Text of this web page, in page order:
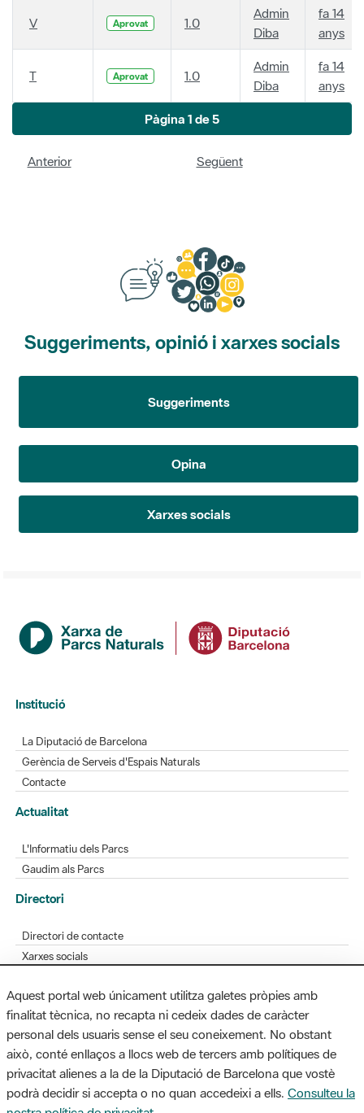
V Aprovat 1.0
Admin
Diba
fa 14
anys
T Aprovat 1.0
Admin
Diba
fa 14
anys
Pàgina 1 de 5
Anterior Següent
Suggeriments, opinió i xarxes socials
Suggeriments
Opina
Xarxes socials
Institució
La Diputació de Barcelona
Gerència de Serveis d'Espais Naturals
Contacte
Actualitat
L'Informatiu dels Parcs
Gaudim als Parcs
Directori
Directori de contacte
Xarxes socials
Bústia de suggeriments
Opineu sobre els parcs
MAPA WEB AVÍS LEGAL ACCESSIBILITAT
Aquest portal web únicament utilitza galetes pròpies amb
finalitat tècnica, no recapta ni cedeix dades de caràcter
personal dels usuaris sense el seu coneixement. No obstant
això, conté enllaços a llocs web de tercers amb polítiques de
privacitat alienes a la de la Diputació de Barcelona que vostè
podrà decidir si accepta o no quan accedeixi a ells. Consulteu la